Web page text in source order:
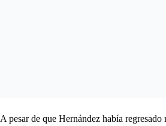
A pesar de que Hernández había regresado